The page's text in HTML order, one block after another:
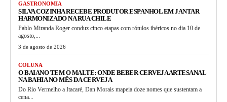
GASTRONOMIA
SILVA COZINHA RECEBE PRODUTOR ESPANHOL EM JANTAR
HARMONIZADO NA RUA CHILE
Pablo Miranda Roger conduz cinco etapas com rótulos ibéricos no dia 10 de
agosto,...
3 de agosto de 2026
COLUNA
O BAIANO TEM O MALTE: ONDE BEBER CERVEJA ARTESANAL
NA BAHIA NO MÊS DA CERVEJA
Do Rio Vermelho a Itacaré, Dan Morais mapeia doze nomes que sustentam a
cena...